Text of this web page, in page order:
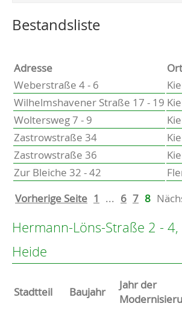
Heikendorf
Kronshagen
Schwentinental
Preetz
Heide
Bordesholm
Elmshorn
Wählen Sie einen Ort, um zur
Bestandsliste
Adresse Ort
Weberstraße 4 - 6
Wilhelmshavener Straße 17 - 19
Woltersweg 7 - 9
Zastrowstraße 34
Zastrowstraße 36
Zur Bleiche 32 - 42
Vorherige Seite 1 ... 6 7 8
Hermann-Löns-Straße 2 -
Heide
Stammdaten
Stadtteil Baujahr
Jahr der